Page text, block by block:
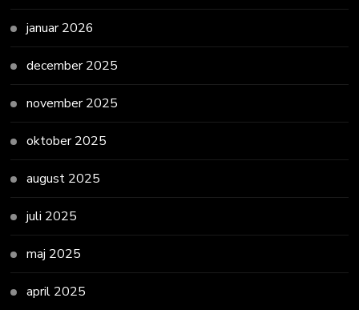
januar 2026
december 2025
november 2025
oktober 2025
august 2025
juli 2025
maj 2025
april 2025